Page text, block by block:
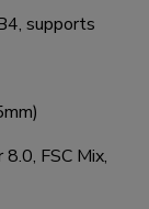
supports
FSC Mix,